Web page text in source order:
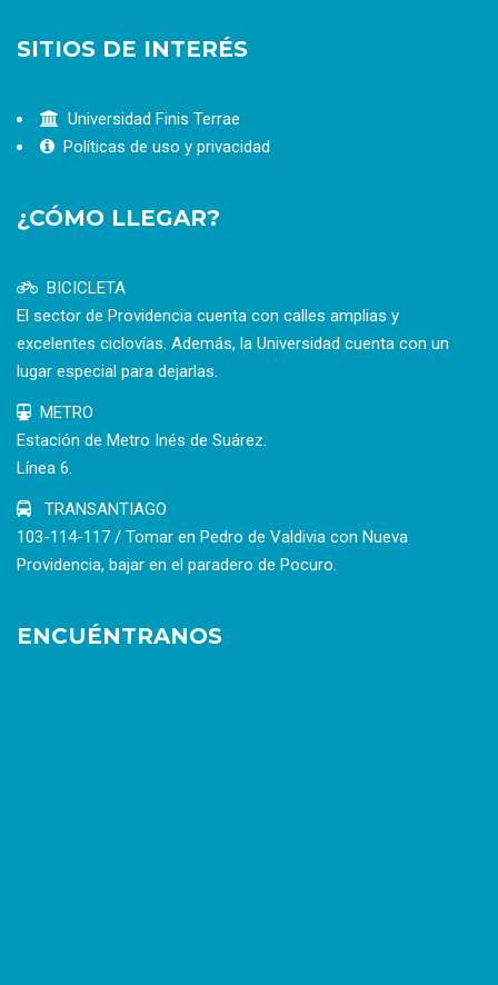
SITIOS DE INTERÉS
Universidad Finis Terrae
Políticas de uso y privacidad
¿CÓMO LLEGAR?
BICICLETA
El sector de Providencia cuenta con calles amplias y
excelentes ciclovías. Además, la Universidad cuenta con un
lugar especial para dejarlas.
METRO
Estación de Metro Inés de Suárez.
Línea 6.
TRANSANTIAGO
103-114-117 / Tomar en Pedro de Valdivia con Nueva
Providencia, bajar en el paradero de Pocuro.
ENCUÉNTRANOS